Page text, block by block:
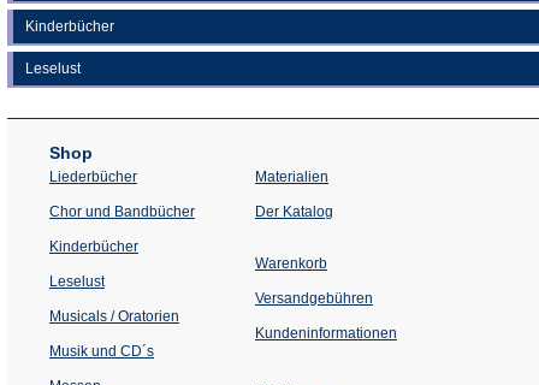
Kinderbücher
Leselust
Shop
Liederbücher
Chor und Bandbücher
Kinderbücher
Leselust
Musicals / Oratorien
Musik und CD´s
Materialien
Der Katalog
Warenkorb
Versandgebühren
Kundeninformationen